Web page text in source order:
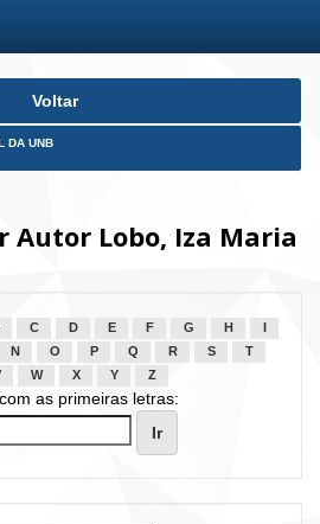
Voltar
DA UNB
Autor Lobo, Iza Maria
C D E F G H
N O P Q R S
T
W X Y Z
as primeiras letras: